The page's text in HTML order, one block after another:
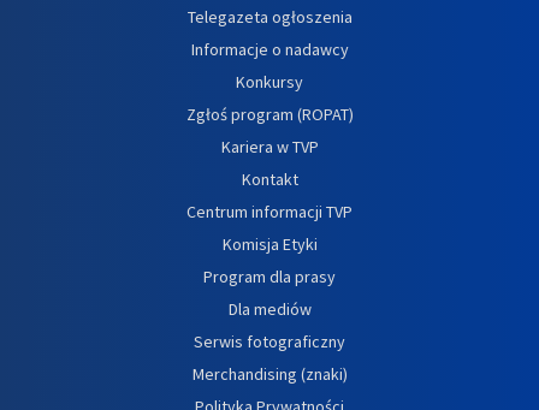
Telegazeta ogłoszenia
Informacje o nadawcy
Konkursy
Zgłoś program (ROPAT)
Kariera w TVP
Kontakt
Centrum informacji TVP
Komisja Etyki
Program dla prasy
Dla mediów
Serwis fotograficzny
Merchandising (znaki)